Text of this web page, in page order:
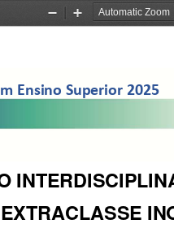
Zoom
Zoom
Ensino Superior 202 5
EXTRACLASSE